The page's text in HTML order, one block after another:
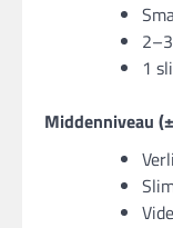
1
Middenniveau